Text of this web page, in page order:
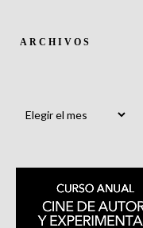
ARCHIVOS